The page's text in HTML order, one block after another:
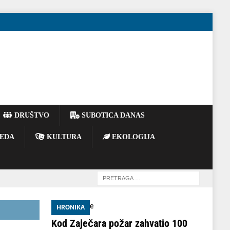
DRUŠTVO SUBOTICA DANAS
KULTURA EKOLOGIJA
HRONIKA
Kod Zaječara požar zahvatio 100